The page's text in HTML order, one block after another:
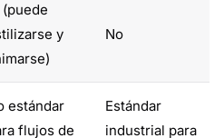
(puede
y
No
estándar
flujos de
Estándar
industrial para